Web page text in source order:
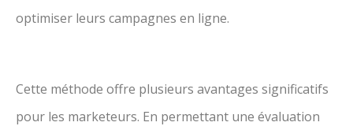
optimiser leurs campagnes en ligne.
Cette méthode offre plusieurs avantages significatifs
pour les marketeurs. En permettant une évaluation